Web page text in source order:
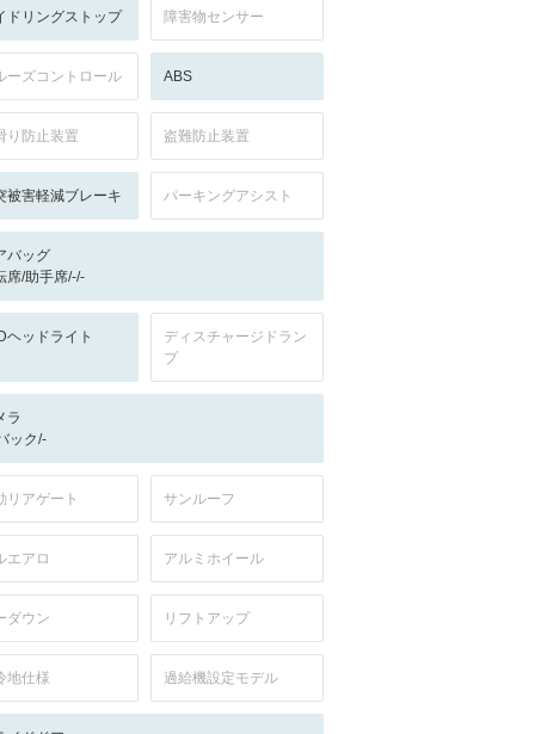
ドリングストップ 障害物センサー
ーズコントロール ABS
り防止装置 盗難防止装置
被害軽減ブレーキ パーキングアシスト
バッグ
席/助手席/-/-
ヘッドライト
ディスチャージドラン
プ
ラ
ック/-
リアゲート サンルーフ
エアロ アルミホイール
ダウン リフトアップ
地仕様 過給機設定モデル